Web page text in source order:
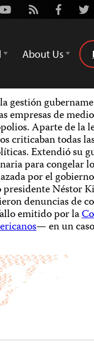
Youtube
Rss Facebook
About Us
empresas de
Aparte de la
criticaban todas
Extendió su
para congelar
por el
Néstor
denuncias de
emitido por la
— en un